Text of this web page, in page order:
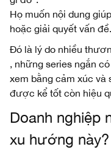
Họ muốn nội dung
hoặc giải quyết vấn đề.
Đó là lý do nhiều
, những series ngắn
xem bằng cảm xúc và
được kể tốt còn hiệu
Doanh nghiệp
xu hướng này?